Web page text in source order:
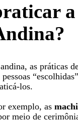
as práticas
los.
exemplo, as
meio de